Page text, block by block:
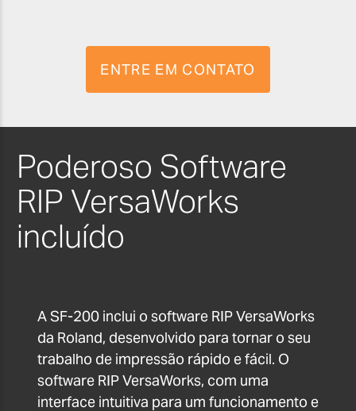
ENTRE EM CONTATO
Poderoso Software
RIP VersaWorks
incluído
A SF-200 inclui o software RIP VersaWorks
da Roland, desenvolvido para tornar o seu
trabalho de impressão rápido e fácil. O
software RIP VersaWorks, com uma
interface intuitiva para um funcionamento e